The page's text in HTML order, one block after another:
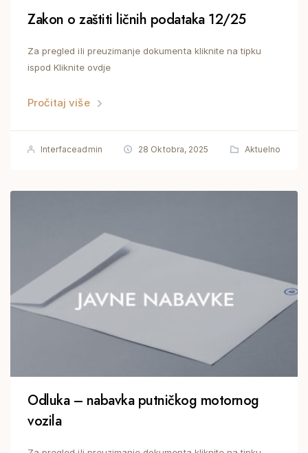
Zakon o zaštiti ličnih podataka 12/25
Za pregled ili preuzimanje dokumenta kliknite na tipku
ispod Kliknite ovdje
Pročitaj više
Interfaceadmin 28 Oktobra, 2025 Aktuelno
Odluka – nabavka putničkog motornog
vozila